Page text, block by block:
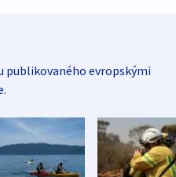
publikovaného evropskými